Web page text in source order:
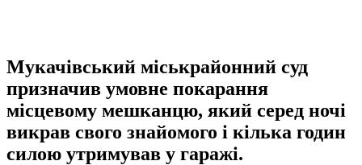
Мукачівський міськрайонний суд
призначив умовне покарання
місцевому мешканцю, який серед ночі
викрав свого знайомого і кілька годин
силою утримував у гаражі.